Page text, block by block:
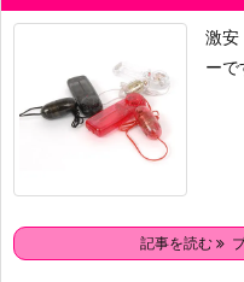
激安
ーで
記事を読む